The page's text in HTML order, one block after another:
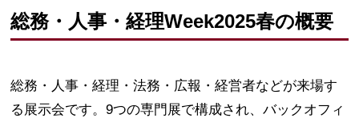
総務・人事・経理Week2025春の概要
総務・人事・経理・法務・広報・経営者などが来場す
る展示会です。9つの専門展で構成され、バックオフィ